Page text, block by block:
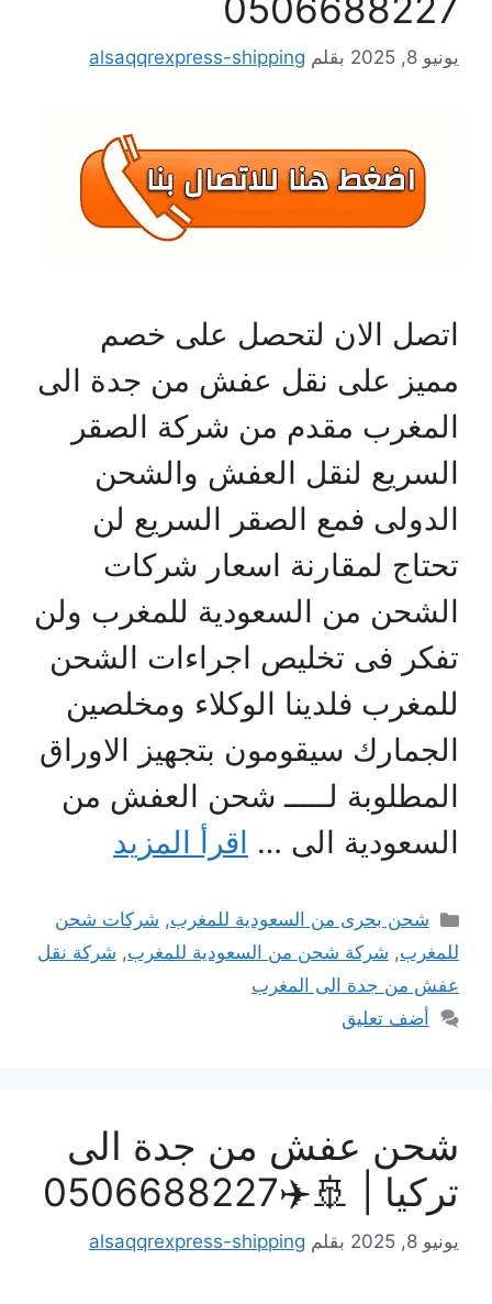
يونيو 8, 2025 بقلم alsaqqrexpress-shipping
اتصل الان لتحصل على خصم
مميز على نقل عفش من جدة الى
المغرب مقدم من شركة الصقر
السريع لنقل العفش والشحن
الدولى فمع الصقر السريع لن
تحتاج لمقارنة اسعار شركات
الشحن من السعودية للمغرب ولن
تفكر فى تخليص اجراءات الشحن
للمغرب فلدينا الوكلاء ومخلصين
الجمارك سيقومون بتجهيز الاوراق
المطلوبة لـــــ شحن العفش من
السعودية الى … اقرأ المزيد
التصنيفات
شحن بحرى من السعودية للمغرب, شركات شحن
للمغرب, شركة شحن من السعودية للمغرب, شركة نقل
عفش من جدة الى المغرب
أضف تعليق
شحن عفش من جدة الى
تركيا | 🚢✈️0506688227
يونيو 8, 2025 بقلم alsaqqrexpress-shipping